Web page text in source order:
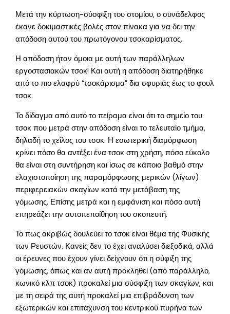
Μετά την κύρτωση-σύσφιξη του στομίου, ο συνάδελφος
έκανε δοκιμαστικές βολές στον πίνακα για να δει την
απόδοση αυτού του πρωτόγονου τσοκαρίσματος.
Η απόδοση ήταν όμοια με αυτή των παράλληλων
εργοστασιακών τσοκ! Και αυτή η απόδοση διατηρήθηκε
από το πιο ελαφρύ “τσοκάρισμα” δια σφυριάς έως το φουλ
τσοκ.
Το δίδαγμα από αυτό το πείραμα είναι ότι το σημείο του
τσοκ που μετρά στην απόδοση είναι το τελευταίο τμήμα,
δηλαδή το χείλος του τσοκ. Η εσωτερική διαμόρφωση
κρίνει πόσο θα αντέξει ένα τσοκ στη χρήση, πόσο εύκολο
θα είναι στη συντήρηση και ίσως σε κάποιο βαθμό στην
ελαχιστοποίηση της παραμόρφωσης μερικών (λίγων)
περιφερειακών σκαγίων κατά την μετάβαση της
γόμωσης. Επίσης μετρά και η εμφάνιση και πόσο αυτή
επηρεάζει την αυτοπεποίθηση του σκοπευτή.
Το πως ακριβώς δουλεύει το τσοκ είναι θέμα της Φυσικής
των Ρευστών. Κανείς δεν το έχει αναλύσει διεξοδικά, αλλά
οι έρευνες που έχουν γίνει δείχνουν ότι η σύφιξη της
γόμωσης, όπως και αν αυτή προκληθεί (από παράλληλο,
κωνικό κλπ τσοκ) προκαλεί μια σύσφιξη των σκαγίων, και
με τη σειρά της αυτή προκαλεί μια επιβράδυνση των
εξωτερικών και επιτάχυνση του κεντρικού πυρήνα των